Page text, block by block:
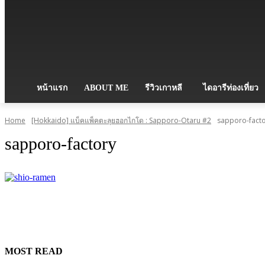
หน้าแรก ABOUT ME รีวิวเกาหลี ไดอารีท่องเที่ยว
Home [Hokkaido] แบ็คแพ็คตะลุยฮอกไกโด : Sapporo-Otaru #2 sapporo-
sapporo-factory
MOST READ